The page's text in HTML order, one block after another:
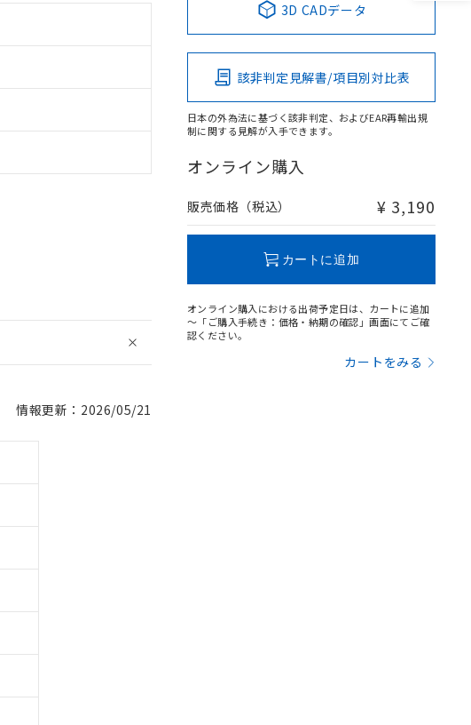
情報更新：2026/05/21
3D CADデータ
該非判定見解書/項目別対比表
日本の外為法に基づく該非判定、およびEAR再輸出規
制に関する見解が入手できます。
オンライン購入
販売価格（税込） ¥ 3,190
カートに追加
オンライン購入における出荷予定日は、カートに追加
～「ご購入手続き：価格・納期の確認」画面にてご確
認ください。
カートをみる